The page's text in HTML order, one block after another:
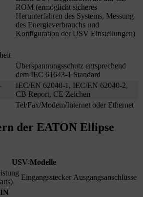
ROM (ermöglicht sicheres
Herunterfahren des Systems, Messung
des Energieverbrauchs und
Konfiguration der USV Einstellungen)
Überspannungsschutz entsprechend
dem IEC 61643-1 Standard
IEC/EN 62040-1, IEC/EN 62040-2,
CB Report, CE Zeichen
Tel/Fax/Modem/Internet oder Ethernet
der EATON Ellipse
USV-Modelle
Eingangsstecker Ausgangsanschlüsse